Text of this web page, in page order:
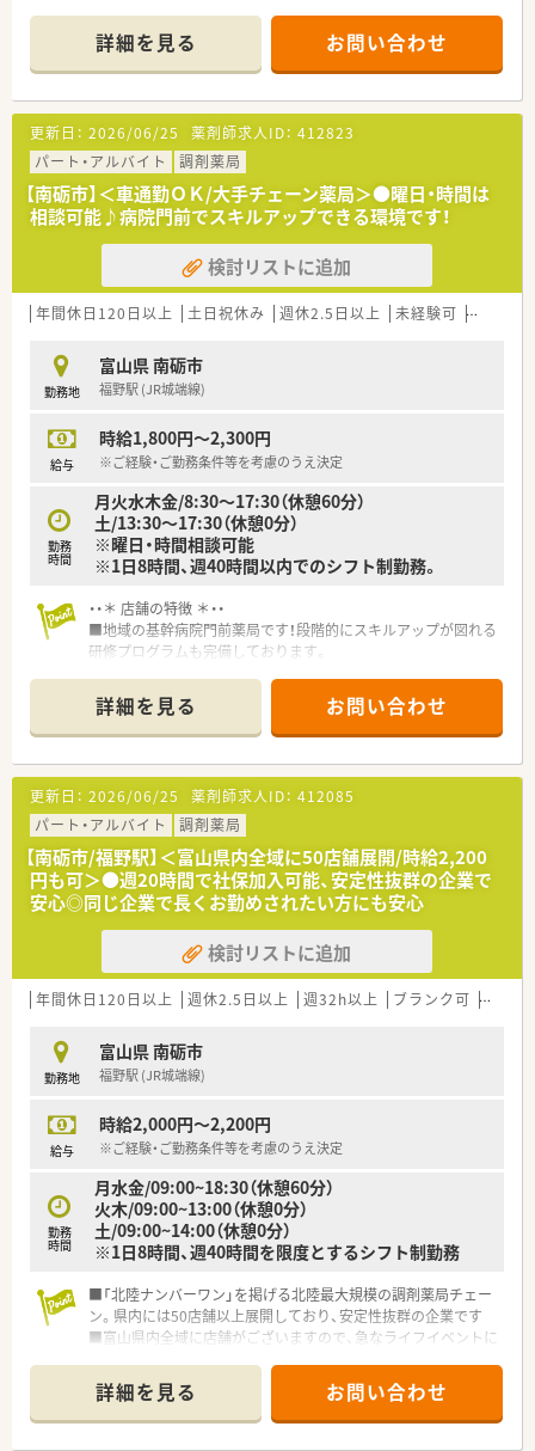
今後5年間で、調剤併設店・保険調剤薬局を数十店舗開局する予
定がございます。
詳細を見る お問い合わせ
更新日： 2026/06/25 薬剤師求人ID： 412823
パート・アルバイト
調剤薬局
【南砺市】＜車通勤ＯＫ/大手チェーン薬局＞●曜日・時間は
相談可能♪病院門前でスキルアップできる環境です！
検討リストに追加
年間休日120日以上 土日祝休み 週休2.5日以上 未経験可 ブラン
勤務地
富山県 南砺市
福野駅 (JR城端線)
給与
時給1,800円～2,300円
※ご経験・ご勤務条件等を考慮のうえ決定
勤務
時間
月火水木金/8:30～17:30（休憩60分）
土/13:30～17:30（休憩0分）
※曜日・時間相談可能
※1日8時間、週40時間以内でのシフト制勤務。
・・＊ 店舗の特徴 ＊・・
■地域の基幹病院門前薬局です！段階的にスキルアップが図れる
研修プログラムも完備しております。
リの働き方です。
詳細を見る お問い合わせ
更新日： 2026/06/25 薬剤師求人ID： 412085
パート・アルバイト
調剤薬局
【南砺市/福野駅】＜富山県内全域に50店舗展開/時給2,200
円も可＞●週20時間で社保加入可能、安定性抜群の企業で
安心◎同じ企業で長くお勤めされたい方にも安心
検討リストに追加
年間休日120日以上 週休2.5日以上 週32h以上 ブランク可 Ｗワ
勤務地
富山県 南砺市
福野駅 (JR城端線)
給与
時給2,000円～2,200円
※ご経験・ご勤務条件等を考慮のうえ決定
勤務
時間
月水金/09:00~18:30（休憩60分）
火木/09:00~13:00（休憩0分）
土/09:00~14:00（休憩0分）
※1日8時間、週40時間を限度とするシフト制勤務
■「北陸ナンバーワン」を掲げる北陸最大規模の調剤薬局チェー
ン。県内には50店舗以上展開しており、安定性抜群の企業です
■富山県内全域に店舗がございますので、急なライフイベントに
■ママさん・パパさん薬剤師様にオススメ◎曜日・時間などお気
軽にご相談ください♪
■『福野駅』より徒歩13分！お車での通勤も可能です
詳細を見る お問い合わせ